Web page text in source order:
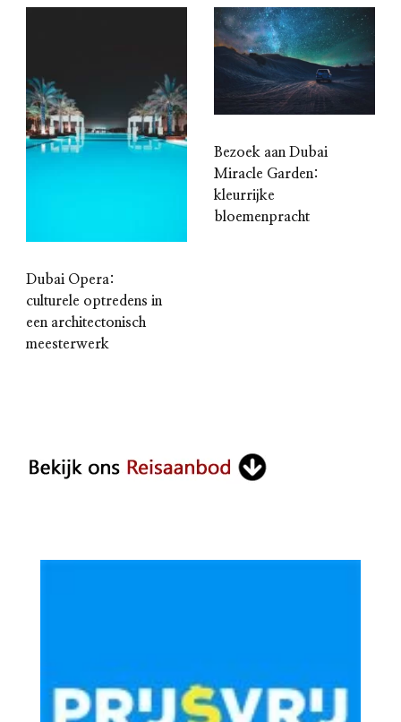
Dubai Opera:
culturele optredens in
een architectonisch
meesterwerk
Bezoek aan Dubai
Miracle Garden:
kleurrijke
bloemenpracht